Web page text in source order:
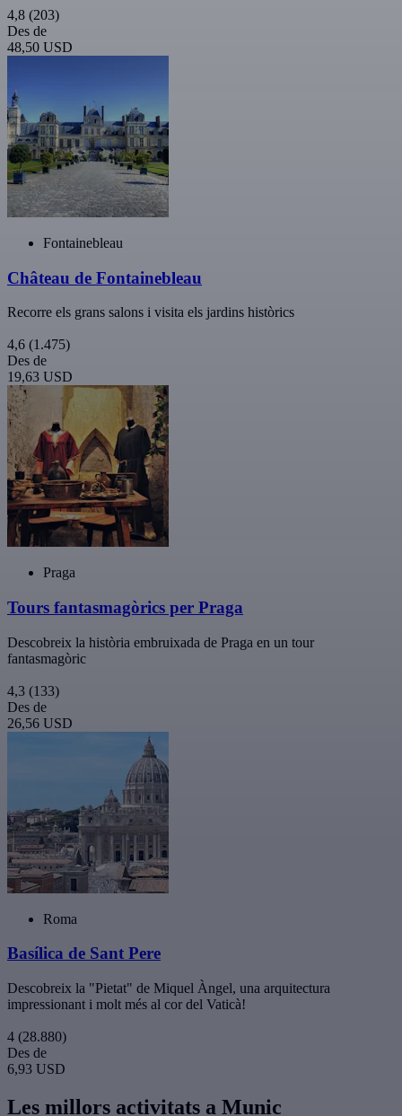
4,8 (203)
Des de
48,50 USD
Fontainebleau
Château de Fontainebleau
Recorre els grans salons i visita els jardins històrics
4,6 (1.475)
Des de
19,63 USD
Praga
Tours fantasmagòrics per Praga
Descobreix la història embruixada de Praga en un tour
fantasmagòric
4,3 (133)
Des de
26,56 USD
Roma
Basílica de Sant Pere
Descobreix la "Pietat" de Miquel Àngel, una arquitectura
impressionant i molt més al cor del Vaticà!
4 (28.880)
Des de
6,93 USD
Les millors activitats a Munic